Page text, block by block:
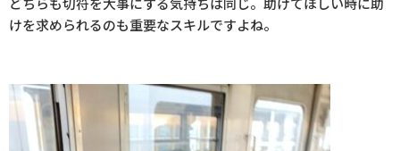
けを求められるのも重要なスキルですよね。